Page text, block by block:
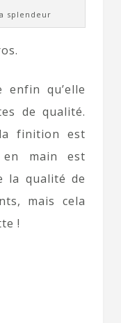
splendeur
enfin qu’elle
de qualité.
finition est
main est
la qualité de
mais cela
!